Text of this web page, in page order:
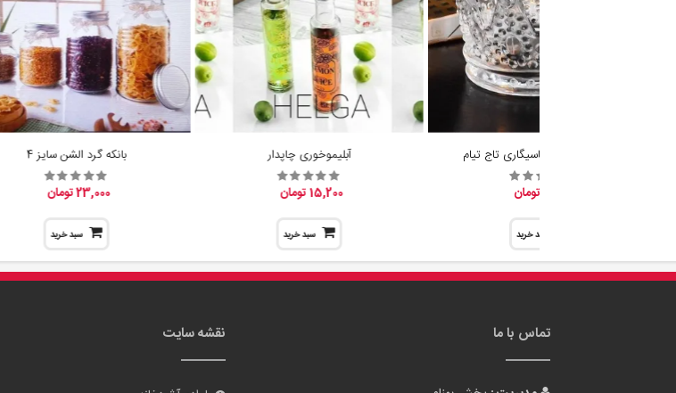
جا شمع وارمر و جاسیگاری تاج تیام
سبد خرید
آبلیموخوری چاپدار
15,200 تومان
سبد خرید
بانکه گرد الشن سایز 4
23,000 تومان
سبد خرید
تماس با ما نقشه سایت